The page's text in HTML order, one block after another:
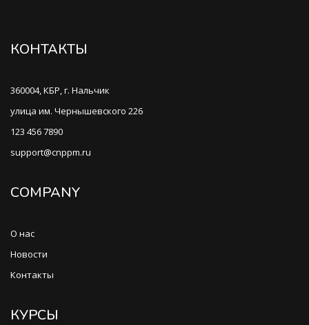
КОНТАКТЫ
360004, КБР, г. Нальчик
улица им. Чернышевского 226
123 456 7890
support@cnppm.ru
COMPANY
О нас
Новости
Контакты
КУРСЫ